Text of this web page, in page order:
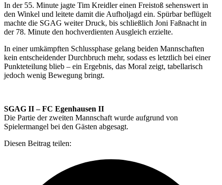
In der 55. Minute jagte Tim Kreidler einen Freistoß sehenswert in
den Winkel und leitete damit die Aufholjagd ein. Spürbar beflügelt
machte die SGAG weiter Druck, bis schließlich Joni Faßnacht in
der 78. Minute den hochverdienten Ausgleich erzielte.
In einer umkämpften Schlussphase gelang beiden Mannschaften
kein entscheidender Durchbruch mehr, sodass es letztlich bei einer
Punkteteilung blieb – ein Ergebnis, das Moral zeigt, tabellarisch
jedoch wenig Bewegung bringt.
SGAG II – FC Egenhausen II
Die Partie der zweiten Mannschaft wurde aufgrund von
Spielermangel bei den Gästen abgesagt.
Diesen Beitrag teilen: